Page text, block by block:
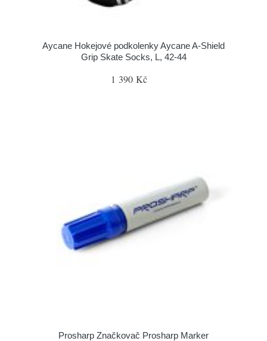
Aycane Hokejové podkolenky Aycane A-Shield
Grip Skate Socks, L, 42-44
1 390 Kč
Prosharp Značkovač Prosharp Marker